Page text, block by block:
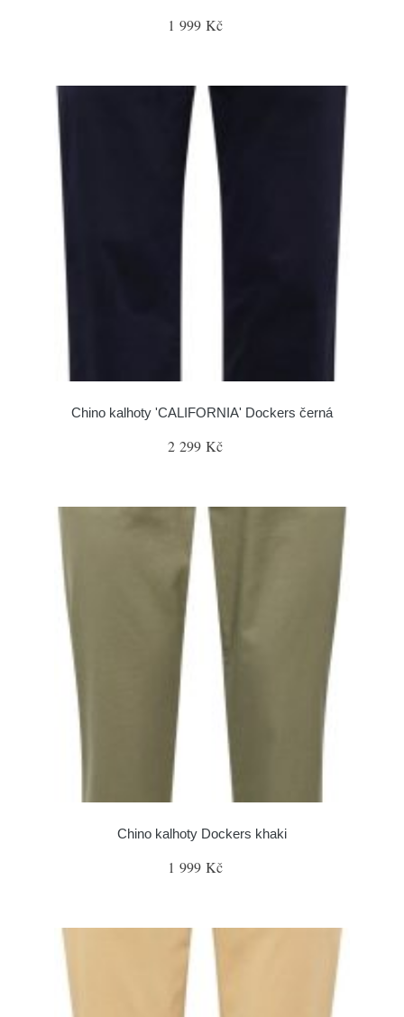
1 999 Kč
Chino kalhoty 'CALIFORNIA' Dockers černá
2 299 Kč
Chino kalhoty Dockers khaki
1 999 Kč